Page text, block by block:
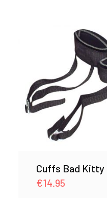
Cuffs Bad Kitty
€14.95